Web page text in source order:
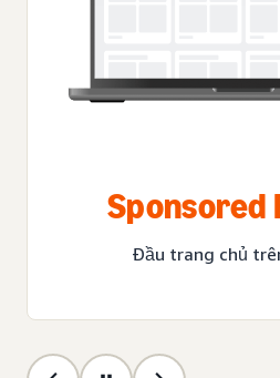
Sponsored
Đầu trang chủ